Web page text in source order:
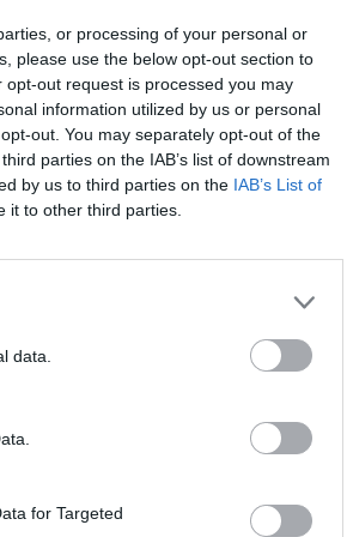
or processing of your personal or
please use the below opt-out section to
out request is processed you may
information utilized by us or personal
out. You may separately opt-out of the
parties on the IAB’s list of downstream
by us to third parties on the IAB’s List of
it to other third parties.
data.
for Targeted
elfeesigue creciendo a un alto
en 2024 y ya rozan los 100 millones de
de euros) que abonaron
operaciones cerradas en 2023. El
1.460 millones de dólares
The Home Depot y mecenas
deporte estadounidense y,
Falcons (NFL),
Atlanta